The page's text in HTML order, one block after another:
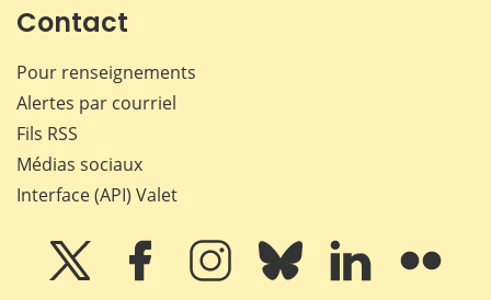
Contact
Pour renseignements
Alertes par courriel
Fils RSS
Médias sociaux
Interface (API) Valet